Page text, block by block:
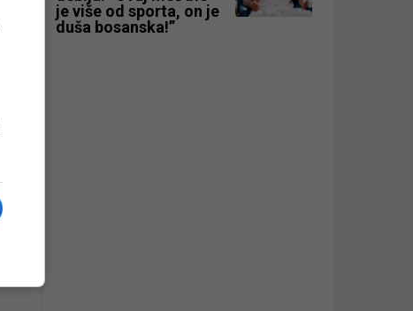
je više od sporta, on je
duša bosanska!”